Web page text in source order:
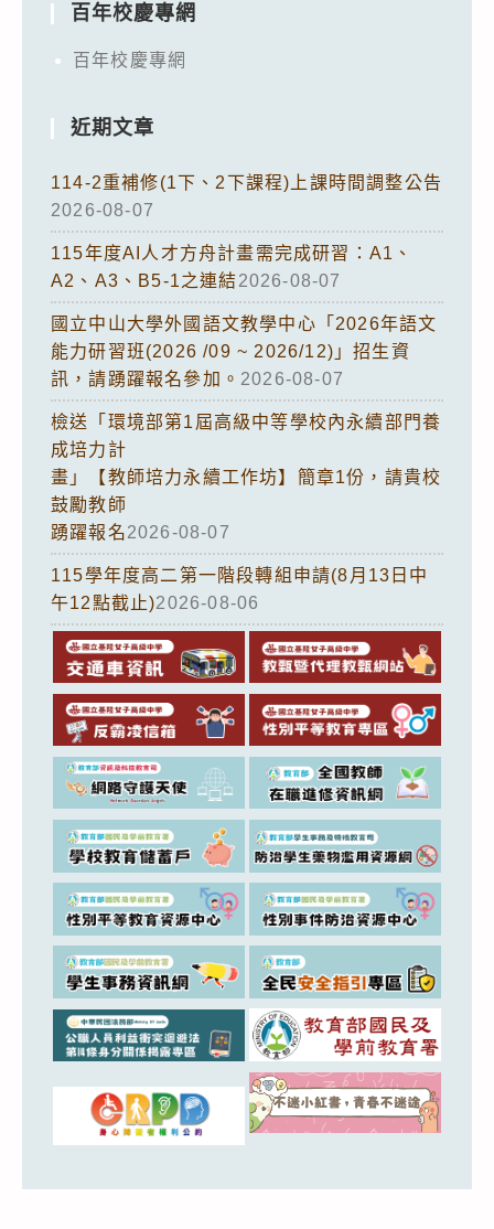
百年校慶專網
百年校慶專網
近期文章
114-2重補修(1下、2下課程)上課時間調整公告
2026-08-07
115年度AI人才方舟計畫需完成研習：A1、
A2、A3、B5-1之連結2026-08-07
國立中山大學外國語文教學中心「2026年語文
能力研習班(2026 /09 ~ 2026/12)」招生資
訊，請踴躍報名參加。 2026-08-07
檢送「環境部第1屆高級中等學校內永續部門養
成培力計
畫」【教師培力永續工作坊】簡章1份，請貴校
鼓勵教師
踴躍報名2026-08-07
115學年度高二第一階段轉組申請(8月13日中
午12點截止)2026-08-06